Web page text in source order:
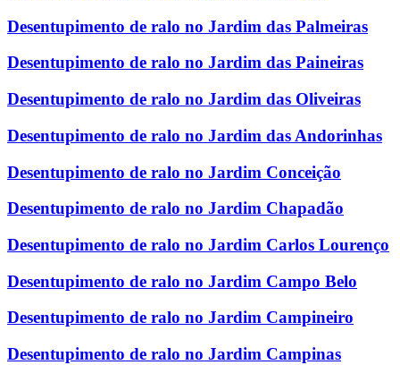
Desentupimento de ralo no Jardim das Palmeiras
Desentupimento de ralo no Jardim das Paineiras
Desentupimento de ralo no Jardim das Oliveiras
Desentupimento de ralo no Jardim das Andorinhas
Desentupimento de ralo no Jardim Conceição
Desentupimento de ralo no Jardim Chapadão
Desentupimento de ralo no Jardim Carlos Lourenço
Desentupimento de ralo no Jardim Campo Belo
Desentupimento de ralo no Jardim Campineiro
Desentupimento de ralo no Jardim Campinas